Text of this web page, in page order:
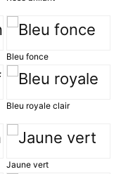
Bleu fonce
Bleu royale clair
Jaune vert